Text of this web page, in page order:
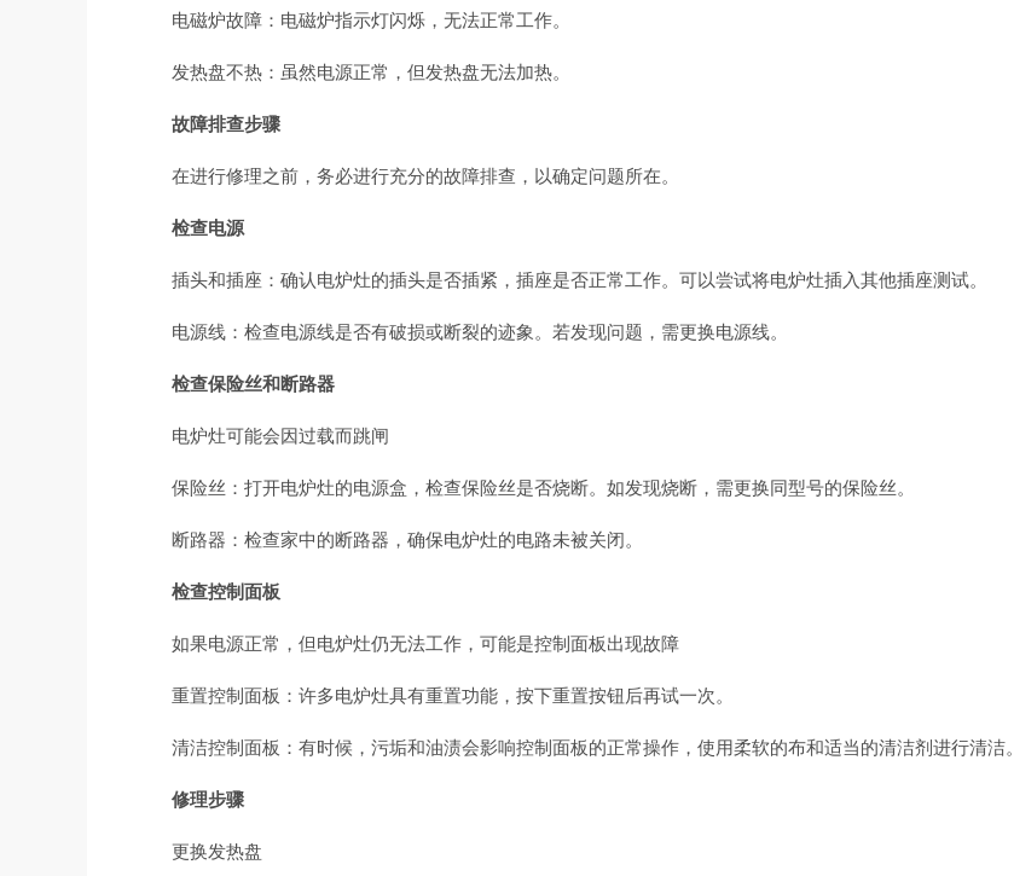
电磁炉故障：电磁炉指示灯闪烁，无法正常工作。
发热盘不热：虽然电源正常，但发热盘无法加热。
故障排查步骤
在进行修理之前，务必进行充分的故障排查，以确定问题所在。
检查电源
插头和插座：确认电炉灶的插头是否插紧，插座是否正常工作。可以尝试将电炉灶插入其他插座测试。
电源线：检查电源线是否有破损或断裂的迹象。若发现问题，需更换电源线。
检查保险丝和断路器
电炉灶可能会因过载而跳闸
保险丝：打开电炉灶的电源盒，检查保险丝是否烧断。如发现烧断，需更换同型号的保险丝。
断路器：检查家中的断路器，确保电炉灶的电路未被关闭。
检查控制面板
如果电源正常，但电炉灶仍无法工作，可能是控制面板出现故障
重置控制面板：许多电炉灶具有重置功能，按下重置按钮后再试一次。
清洁控制面板：有时候，污垢和油渍会影响控制面板的正常操作，使用柔软的布和适当的清洁剂进行清洁。
修理步骤
更换发热盘